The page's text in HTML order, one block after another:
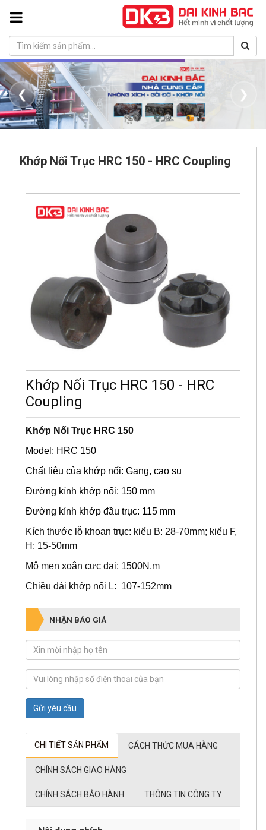
❮ ❯
Khớp Nối Trục HRC 150 - HRC Coupling
Khớp Nối Trục HRC 150 - HRC
Coupling
Khớp Nối Trục HRC 150
Model: HRC 150
Chất liệu của khớp nối: Gang, cao su
Đường kính khớp nối: 150 mm
Đường kính khớp đầu trục: 115 mm
Kích thước lỗ khoan trục: kiểu B: 28-70mm; kiểu F,
H: 15-50mm
Mô men xoắn cực đại: 1500N.m
Chiều dài khớp nối L: 107-152mm
NHẬN BÁO GIÁ
Gửi yêu cầu
CHI TIẾT SẢN PHẨM CÁCH THỨC MUA HÀNG
CHÍNH SÁCH GIAO HÀNG
CHÍNH SÁCH BẢO HÀNH THÔNG TIN CÔNG TY